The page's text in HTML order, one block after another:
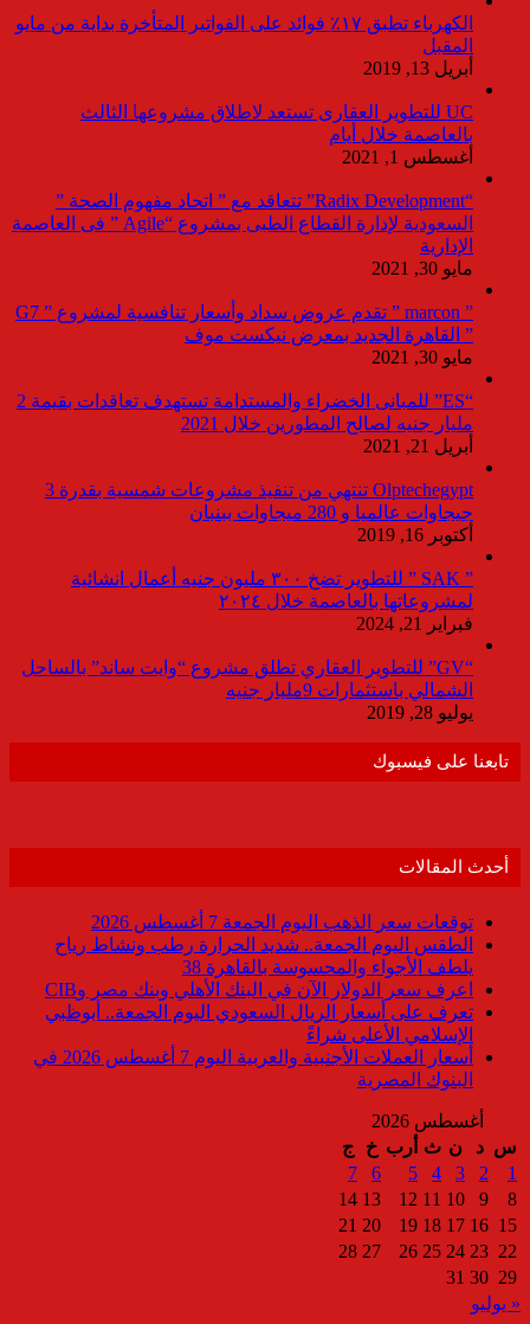
الكهرباء تطبق ١٧٪ فوائد على الفواتير المتأخرة بداية من مايو
المقبل
أبريل 13, 2019
UC للتطوير العقارى تستعد لاطلاق مشروعها الثالث
بالعاصمة خلال أيام
أغسطس 1, 2021
“Radix Development” تتعاقد مع ” اتحاد مفهوم الصحة ”
السعودية لإدارة القطاع الطبى بمشروع “Agile ” فى العاصمة
الإدارية
مايو 30, 2021
” marcon ” تقدم عروض سداد وأسعار تنافسية لمشروع ” G7
” القاهرة الجديد بمعرض نيكست موف
مايو 30, 2021
“ES” للمبانى الخضراء والمستدامة تستهدف تعاقدات بقيمة 2
مليار جنيه لصالح المطورين خلال 2021
أبريل 21, 2021
Olptechegypt تنتهي من تنفيذ مشروعات شمسية بقدرة 3
جيجاوات عالميا و 280 ميجاوات ببنبان
أكتوبر 16, 2019
” SAK ” للتطوير تضخ ٣٠٠ مليون جنيه أعمال انشائية
لمشروعاتها بالعاصمة خلال ٢٠٢٤
فبراير 21, 2024
“GV” للتطوير العقاري تطلق مشروع “وايت ساند” بالساحل
الشمالي باستثمارات 9مليار جنيه
يوليو 28, 2019
تابعنا على فيسبوك
أحدث المقالات
توقعات سعر الذهب اليوم الجمعة 7 أغسطس 2026
الطقس اليوم الجمعة.. شديد الحرارة رطب ونشاط رياح
يلطف الأجواء والمحسوسة بالقاهرة 38
اعرف سعر الدولار الآن في البنك الأهلي وبنك مصر وCIB
تعرف على أسعار الريال السعودي اليوم الجمعة.. أبوظبي
الإسلامي الأعلى شراءً
أسعار العملات الأجنبية والعربية اليوم 7 أغسطس 2026 في
البنوك المصرية
أغسطس 2026
س د ن ث أرب خ
ج
1
2
3
4
5
6
7
8
9
10
11
12
13
14
15
16
17
18
19
20
21
22
23
24
25
26
27
28
29
30
31
« يوليو